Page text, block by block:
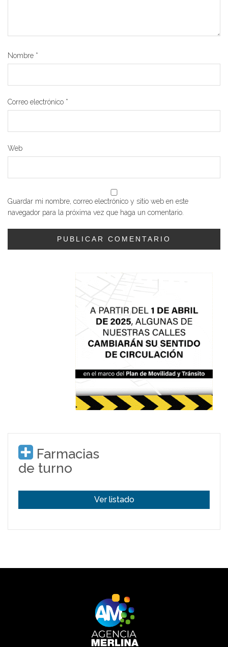
Nombre *
Correo electrónico *
Web
Guardar mi nombre, correo electrónico y sitio web en este
navegador para la próxima vez que haga un comentario.
Farmacias
de turno
Ver listado